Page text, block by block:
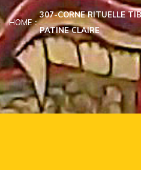
HOME
307-CORNE RITUELLE
PATINE CLAIRE